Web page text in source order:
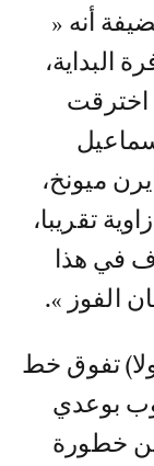
أنه «
البداية،
اخترقت
ميونخ،
تقريبا،
في هذا
الفوز ».
تفوق خط
بوعدي
من خطورة